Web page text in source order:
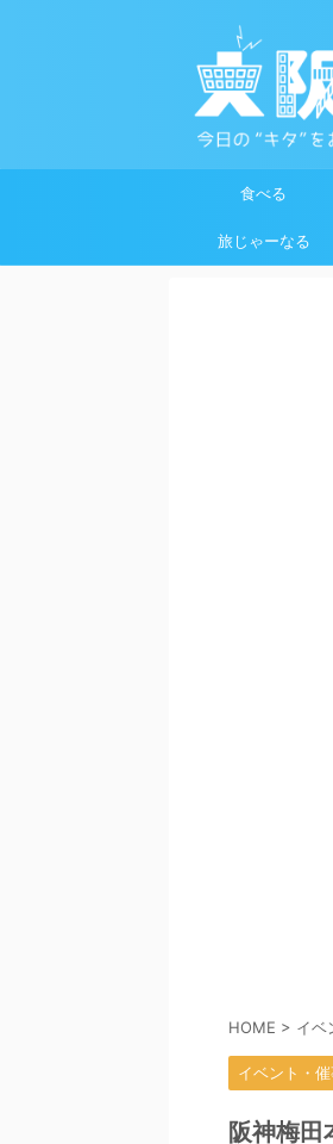
食べる
旅じゃーなる
HOME > イベ
イベント・
阪神梅